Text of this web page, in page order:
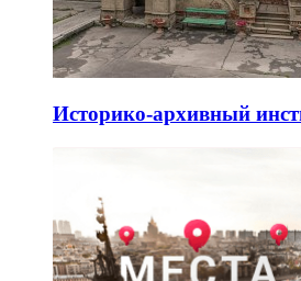
Историко-архивный